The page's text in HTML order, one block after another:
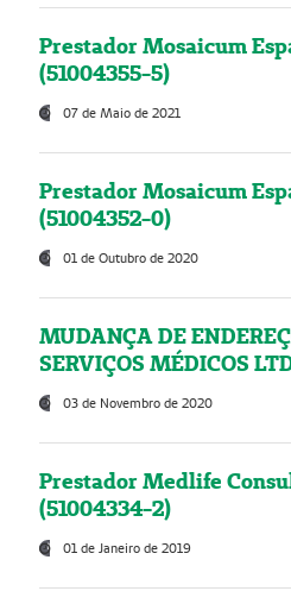
Prestador Mosaicum
(51004355-5)
07 de Maio de 2021
Prestador Mosaicum
(51004352-0)
01 de Outubro de 2020
MUDANÇA DE
SERVIÇOS MÉDICOS
03 de Novembro de 2020
Prestador Medlife
(51004334-2)
01 de Janeiro de 2019